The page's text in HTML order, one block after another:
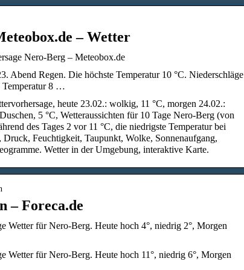
– Wetter
Nero-Berg – Meteobox.de
Abend Regen. Die höchste Temperatur 10 °C. Niederschläge
Temperatur 8 …
heute 23.02.: wolkig, 11 °C, morgen 24.02.:
5 °C, Wetteraussichten für 10 Tage Nero-Berg (von
des Tages 2 vor 11 °C, die niedrigste Temperatur bei
Feuchtigkeit, Taupunkt, Wolke, Sonnenaufgang,
Wetter in der Umgebung, interaktive Karte.
– Foreca.de
Wetter für Nero-Berg. Heute hoch 4°, niedrig 2°, Morgen
Wetter für Nero-Berg. Heute hoch 11°, niedrig 6°, Morgen